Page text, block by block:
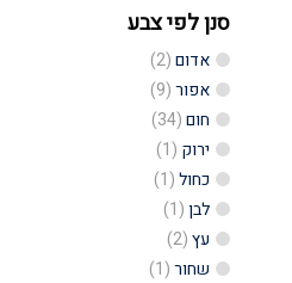
סנן לפי צבע
אדום(2)
אפור(9)
חום(34)
ירוק (1)
כחול(1)
לבן(1)
עץ(2)
שחור(1)